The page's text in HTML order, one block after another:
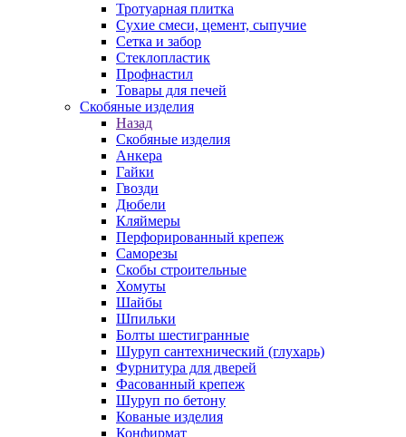
Тротуарная плитка
Сухие смеси, цемент, сыпучие
Сетка и забор
Стеклопластик
Профнастил
Товары для печей
Скобяные изделия
Назад
Скобяные изделия
Анкера
Гайки
Гвозди
Дюбели
Кляймеры
Перфорированный крепеж
Саморезы
Скобы строительные
Хомуты
Шайбы
Шпильки
Болты шестигранные
Шуруп сантехнический (глухарь)
Фурнитура для дверей
Фасованный крепеж
Шуруп по бетону
Кованые изделия
Конфирмат